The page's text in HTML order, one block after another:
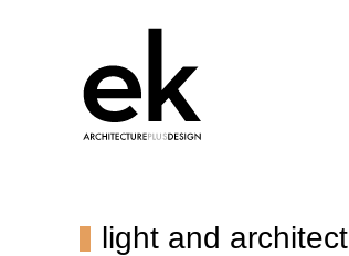
light and